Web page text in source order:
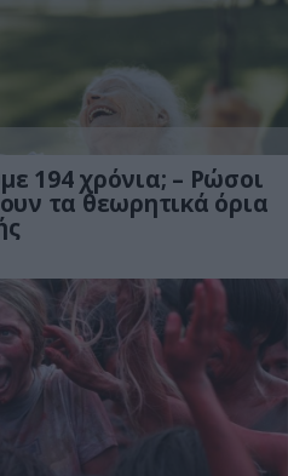
194 χρόνια; – Ρώσοι
τα θεωρητικά όρια